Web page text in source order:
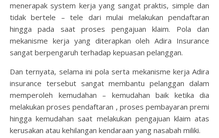
menerapak system kerja yang sangat praktis, simple dan
tidak bertele – tele dari mulai melakukan pendaftaran
hingga pada saat proses pengajuan klaim. Pola dan
mekanisme kerja yang diterapkan oleh Adira Insurance
sangat berpengaruh terhadap kepuasan pelanggan.
Dan ternyata, selama ini pola serta mekanisme kerja Adira
insurance tersebut sangat membantu pelanggan dalam
memperoleh kemudahan – kemudahan baik ketika dia
melakukan proses pendaftaran , proses pembayaran premi
hingga kemudahan saat melakukan pengajuan klaim atas
kerusakan atau kehilangan kendaraan yang nasabah miliki.